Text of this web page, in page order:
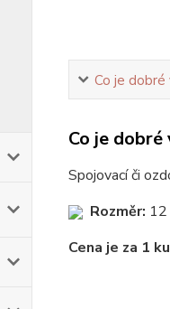
Co je dobré
Co je dobré
Spojovací či
Rozměr: 12
Cena je za 1